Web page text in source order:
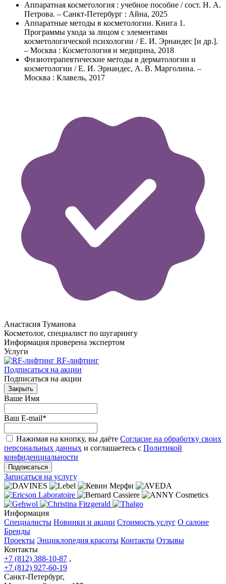
Аппаратная косметология : учебное пособие / сост. Н. А.
Петрова. – Санкт-Петербург : Айна, 2025
Аппаратные методы в косметологии. Книга 1.
Программы ухода за лицом с элементами
косметологической психологии / Е. И. Эрнандес [и др.].
– Москва : Косметология и медицина, 2018
Физиотерапевтические методы в дерматологии и
косметологии / Е. И. Эрнандес, А. В. Марголина. –
Москва : Клавель, 2017
Анастасия Туманова
Косметолог, специалист по шугарингу
Информация проверена экспертом
Услуги
RF-лифтинг
Подписаться на акции
Подписаться на акции
Закрыть
Ваше Имя
Ваш E-mail*
Нажимая на кнопку, вы даёте Согласие на обработку своих
персональных данных и соглашаетесь с Политикой
конфиденциальности
Подписаться
Записаться на услугу
Информация
Специалисты Новинки и акции Стоимость услуг О салоне
Бренды
Проекты Энциклопедия красоты Контакты Отзывы
Контакты
+7 (812) 388-10-87 ,
+7 (812) 927-60-19
Санкт-Петербург,